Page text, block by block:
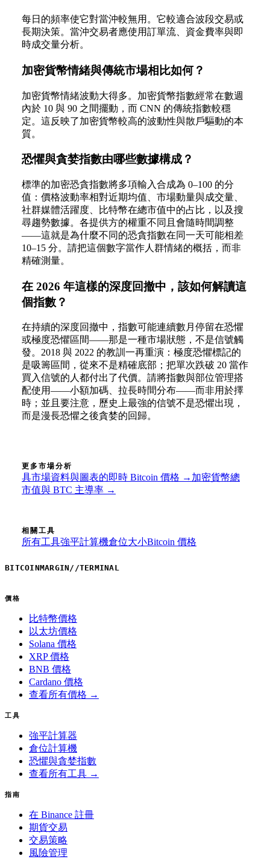
每日的頻率使它對當沖較無用。它較適合波段交易或
長期決策。當沖交易者應使用訂單流、資金費率與即
時成交量分析。
加密貨幣情緒與傳統市場相比如何？
加密貨幣情緒波動大得多。加密貨幣指數經常在數週
內於 10 與 90 之間擺動，而 CNN 的傳統指數較穩
定。這反映了加密貨幣較高的波動性與散戶驅動的本
質。
恐懼與貪婪指數由哪些數據構成？
標準的加密恐貪指數將多項輸入合成為 0–100 的分
值：價格波動率相對近期均值、市場動量與成交量、
社群媒體活躍度、比特幣在總市值中的占比，以及搜
尋趨勢數據。各提供方的權重不同且會隨時間調整
——這就是為什麼不同的恐貪指數在同一天可能相差
10–15 分。請把這個數字當作人群情緒的概括，而非
精確測量。
在 2026 年這樣的深度回撤中，該如何解讀這
個指數？
在持續的深度回撤中，指數可能連續數月停留在恐懼
或極度恐懼區間——那是一種市場狀態，不是信號觸
發。2018 與 2022 的教訓一再重演：極度恐懼標記的
是吸籌區間，從來不是精確底部；把單次跌破 20 當作
買入信號的人都付出了代價。請將指數與部位管理搭
配使用——小額加碼、拉長時間分布——而非用於擇
時；並且要注意，歷史上最強的信號不是恐懼出現，
而是漫長恐懼之後貪婪的回歸。
更多市場分析
具市場資料與圖表的即時 Bitcoin 價格 → 加密貨幣總
市值與 BTC 主導率 →
相關工具
所有工具強平計算機倉位大小Bitcoin 價格
BITCOINMARGIN//TERMINAL
價格
比特幣價格
以太坊價格
Solana 價格
XRP 價格
BNB 價格
Cardano 價格
查看所有價格 →
工具
強平計算器
倉位計算機
恐懼與貪婪指數
查看所有工具 →
指南
在 Binance 註冊
期貨交易
交易策略
風險管理